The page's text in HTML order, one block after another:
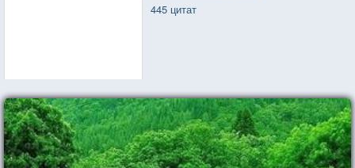
445 цитат